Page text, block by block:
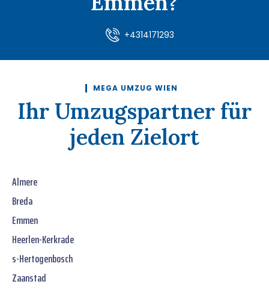
+4314171293
MEGA UMZUG WIEN
Ihr Umzugspartner für
jeden Zielort
Almere
Breda
Emmen
Heerlen-Kerkrade
s-Hertogenbosch
Zaanstad